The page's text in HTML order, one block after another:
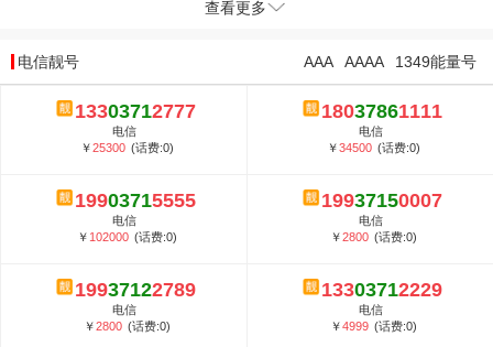
查看更多
电信靓号 1349能量号
AAAA
AAA
13303712777
电信
￥25300 (话费:0)
18037861111
电信
￥34500 (话费:0)
19903715555
电信
￥ 102000 (话费:0)
19937150007
电信
￥2800 (话费:0)
19937122789
电信
￥2800 (话费:0)
13303712229
电信
￥4999 (话费:0)